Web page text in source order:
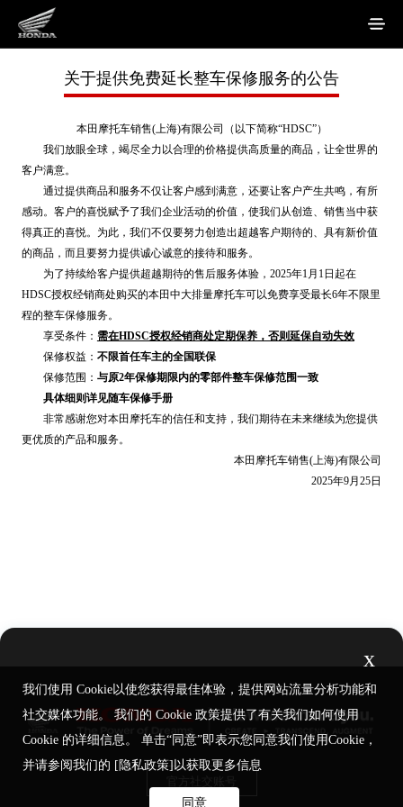
关于提供免费延长整车保修服务的公告
本田摩托车销售(上海)有限公司（以下简称“HDSC”）
我们放眼全球，竭尽全力以合理的价格提供高质量的商品，让全世界的
客户满意。
通过提供商品和服务不仅让客户感到满意，还要让客户产生共鸣，有所
感动。客户的喜悦赋予了我们企业活动的价值，使我们从创造、销售当中获
得真正的喜悦。为此，我们不仅要努力创造出超越客户期待的、具有新价值
的商品，而且要努力提供诚心诚意的接待和服务。
为了持续给客户提供超越期待的售后服务体验，2025年1月1日起在
HDSC授权经销商处购买的本田中大排量摩托车可以免费享受最长6年不限里
程的整车保修服务。
享受条件： 需在HDSC授权经销商处定期保养，否则延保自动失效
保修权益： 不限首任车主的全国联保
保修范围： 与原2年保修期限内的零部件整车保修范围一致
具体细则详见随车保修手册
非常感谢您对本田摩托车的信任和支持，我们期待在未来继续为您提供
更优质的产品和服务。
本田摩托车销售(上海)有限公司
2025年9月25日
x
我们使用 Cookie以使您获得最佳体验，提供网站流量分析功能和
社交媒体功能。 我们的 Cookie 政策提供了有关我们如何使用
Cookie 的详细信息。 单击“同意”即表示您同意我们使用Cookie，
并请参阅我们的 [隐私政策] 以获取更多信息
同意